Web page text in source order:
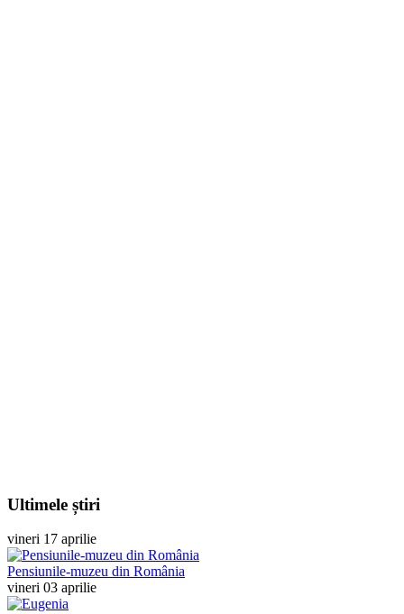
Ultimele știri
vineri 17 aprilie
Pensiunile-muzeu din România
vineri 03 aprilie